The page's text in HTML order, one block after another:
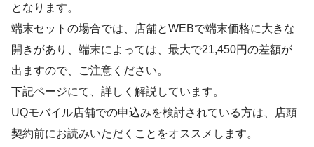
となります。
端末セットの場合では、店舗とWEBで端末価格に大きな
開きがあり、端末によっては、最大で21,450円の差額が
出ますので、ご注意ください。
下記ページにて、詳しく解説しています。
UQモバイル店舗での申込みを検討されている方は、店頭
契約前にお読みいただくことをオススメします。